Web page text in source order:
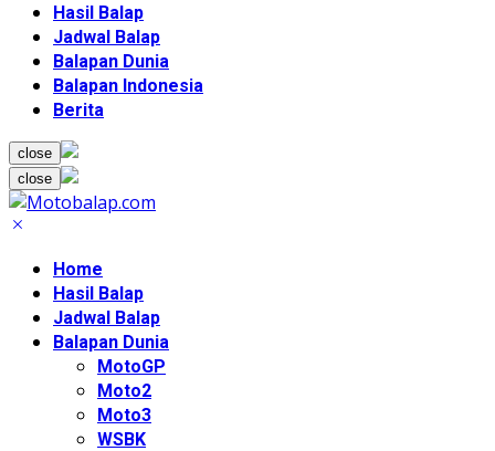
Hasil Balap
Jadwal Balap
Balapan Dunia
Balapan Indonesia
Berita
close
close
Home
Hasil Balap
Jadwal Balap
Balapan Dunia
MotoGP
Moto2
Moto3
WSBK